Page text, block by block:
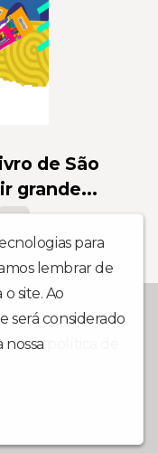
de São
grande...
para
lembrar de
site. Ao
será considerado
você
- TODOS OS
Mogi Mix